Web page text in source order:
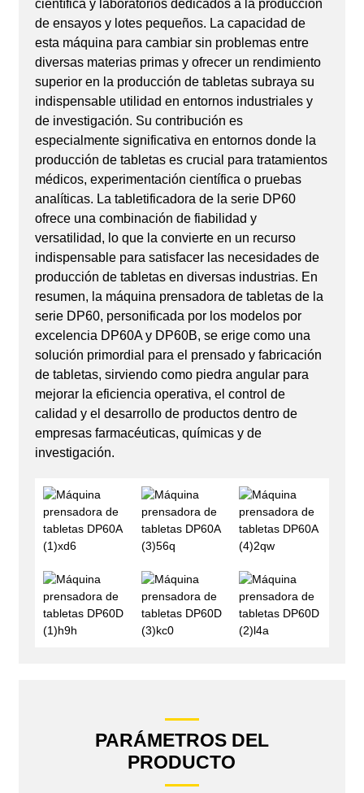
científica y laboratorios dedicados a la producción
de ensayos y lotes pequeños. La capacidad de
esta máquina para cambiar sin problemas entre
diversas materias primas y ofrecer un rendimiento
superior en la producción de tabletas subraya su
indispensable utilidad en entornos industriales y
de investigación. Su contribución es
especialmente significativa en entornos donde la
producción de tabletas es crucial para tratamientos
médicos, experimentación científica o pruebas
analíticas. La tabletificadora de la serie DP60
ofrece una combinación de fiabilidad y
versatilidad, lo que la convierte en un recurso
indispensable para satisfacer las necesidades de
producción de tabletas en diversas industrias. En
resumen, la máquina prensadora de tabletas de la
serie DP60, personificada por los modelos por
excelencia DP60A y DP60B, se erige como una
solución primordial para el prensado y fabricación
de tabletas, sirviendo como piedra angular para
mejorar la eficiencia operativa, el control de
calidad y el desarrollo de productos dentro de
empresas farmacéuticas, químicas y de
investigación.
PARÁMETROS DEL
PRODUCTO